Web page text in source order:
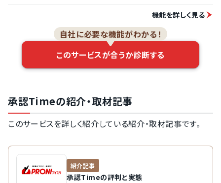
機能を詳しく見る
自社に必要な機能がわかる！
このサービスが合うか診断する
承認Timeの紹介・取材記事
このサービスを詳しく紹介している紹介・取材記事です。
紹介記事
承認Timeの評判と実態